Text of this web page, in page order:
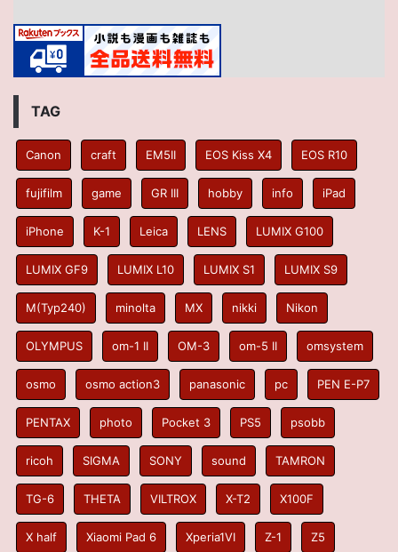
TAG
Canon craft EM5II EOS Kiss X4 EOS R10
fujifilm game GR III hobby info iPad
iPhone K-1 Leica LENS LUMIX G100
LUMIX GF9 LUMIX L10 LUMIX S1 LUMIX S9
M(Typ240) minolta MX nikki Nikon
OLYMPUS om-1 II OM-3 om-5 II omsystem
osmo osmo action3 panasonic pc PEN E-P7
PENTAX photo Pocket 3 PS5 psobb
ricoh SIGMA SONY sound TAMRON
TG-6 THETA VILTROX X-T2 X100F
X half Xiaomi Pad 6 Xperia1VI Z-1 Z5